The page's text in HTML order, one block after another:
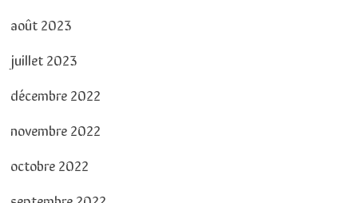
août 2023
juillet 2023
décembre 2022
novembre 2022
octobre 2022